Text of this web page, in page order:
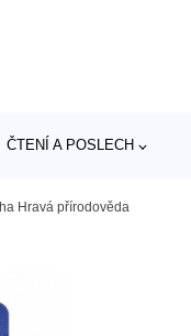
ČTENÍ A POSLECH
Hravá přírodověda